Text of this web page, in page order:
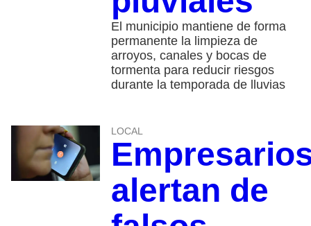
El municipio mantiene de forma
permanente la limpieza de
arroyos, canales y bocas de
tormenta para reducir riesgos
durante la temporada de lluvias
LOCAL
alertan de